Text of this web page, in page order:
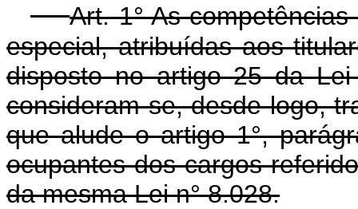
Art. 1° As
especial, atribuídas aos
disposto no artigo 25 da
consideram-se, desde logo,
que alude o artigo 1°,
ocupantes dos cargos
da mesma Lei n° 8.028.